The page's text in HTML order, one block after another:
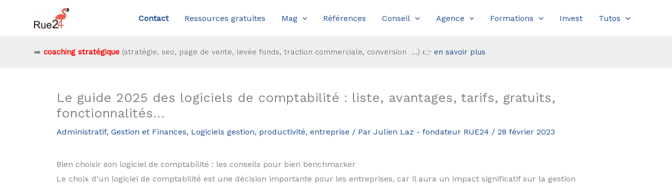
contenu
Contact Ressources gratuites Mag Références Conseil Agence Formations Invest Tutos
➡️ coaching stratégique(stratégie, seo, page de vente, levée fonds, traction commerciale, conversion ...) 👉 en savoir plus
Le guide 2025 des logiciels de comptabilité : liste, avantages, tarifs, gratuits,
fonctionnalités…
Administratif, Gestion et Finances, Logiciels gestion, productivité, entreprise / Par Julien Laz - fondateur RUE24 / 28 février 2023
Bien choisir son logiciel de comptabilité : les conseils pour bien benchmarker
Le choix d’un logiciel de comptabilité est une décision importante pour les entreprises, car il aura un impact significatif sur la gestion